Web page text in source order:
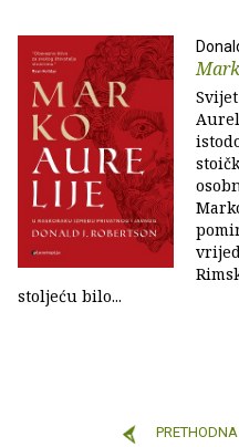
stoljeću bilo...
PRETHODNA